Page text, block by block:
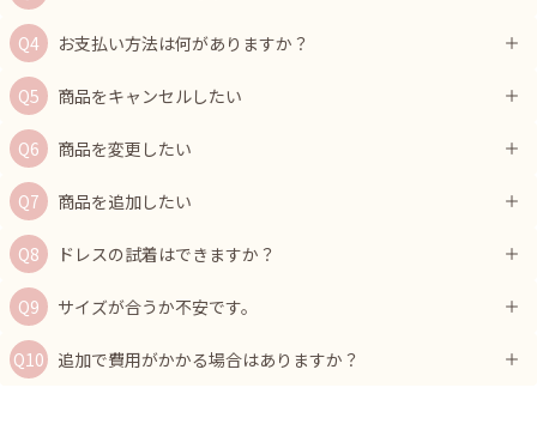
お支払い方法は何がありますか？
商品をキャンセルしたい
商品を変更したい
商品を追加したい
ドレスの試着はできますか？
サイズが合うか不安です。
追加で費用がかかる場合はありますか？